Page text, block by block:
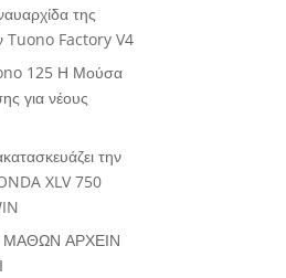
της
Tuono Factory V4
125 Η Μούσα
για νέους
την
XLV 750
ΜΑΘΩΝ ΑΡΧΕΙΝ